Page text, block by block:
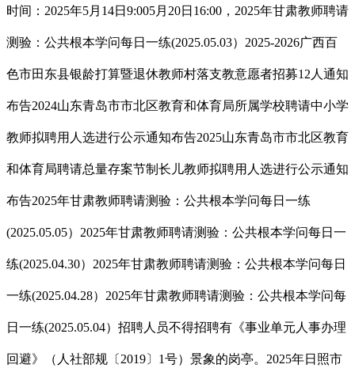
时间：2025年5月14日9:005月20日16:00，2025年甘肃教师聘请
测验：公共根本学问每日一练(2025.05.03）2025-2026广西百
色市田东县银龄打算暨退休教师村落支教意愿者招募12人通知
布告2024山东青岛市市北区教育和体育局所属学校聘请中小学
教师拟聘用人选进行公示通知布告2025山东青岛市市北区教育
和体育局聘请总量存案节制长儿教师拟聘用人选进行公示通知
布告2025年甘肃教师聘请测验：公共根本学问每日一练
(2025.05.05）2025年甘肃教师聘请测验：公共根本学问每日一
练(2025.04.30）2025年甘肃教师聘请测验：公共根本学问每日
一练(2025.04.28）2025年甘肃教师聘请测验：公共根本学问每
日一练(2025.05.04）招聘人员不得招聘有《事业单元人事办理
回避》（人社部规〔2019〕1号）景象的岗亭。2025年日照市